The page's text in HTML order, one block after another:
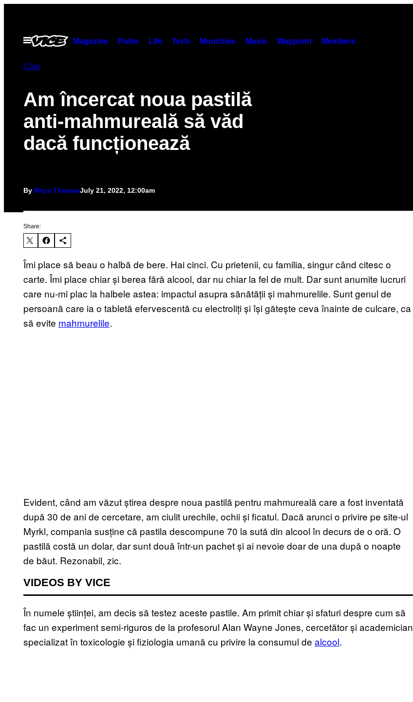
contentOpen
Menu
Magazine Pulse Life Tech Munchies Music Waypoint Members
Cibo
Am încercat noua pastilă
anti-mahmureală să văd
dacă funcționează
By Rhys ThomasJuly 21, 2022, 12:00am
Share:
Îmi place să beau o halbă de bere. Hai cinci. Cu prietenii, cu familia, singur când citesc o
carte. Îmi place chiar și berea fără alcool, dar nu chiar la fel de mult. Dar sunt anumite lucruri
care nu-mi plac la halbele astea: impactul asupra sănătății și mahmurelile. Sunt genul de
persoană care ia o tabletă efervescentă cu electroliți și își gătește ceva înainte de culcare, ca
să evite mahmurelile.
Evident, când am văzut știrea despre noua pastilă pentru mahmureală care a fost inventată
după 30 de ani de cercetare, am ciulit urechile, ochii și ficatul. Dacă arunci o privire pe site-ul
Myrkl, compania susține că pastila descompune 70 la sută din alcool în decurs de o oră. O
pastilă costă un dolar, dar sunt două într-un pachet și ai nevoie doar de una după o noapte
de băut. Rezonabil, zic.
VIDEOS BY VICE
În numele științei, am decis să testez aceste pastile. Am primit chiar și sfaturi despre cum să
fac un experiment semi-riguros de la profesorul Alan Wayne Jones, cercetător și academician
specializat în toxicologie și fiziologia umană cu privire la consumul de alcool.